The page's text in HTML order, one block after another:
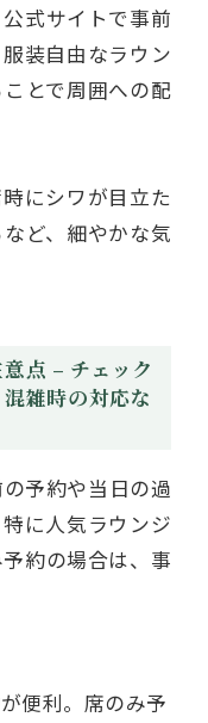
式サイトで事前
装自由なラウン
とで周囲への配
にシワが目立た
ど、細やかな気
点 – チェック
雑時の対応な
予約や当日の過
に人気ラウンジ
約の場合は、事
便利。席のみ予